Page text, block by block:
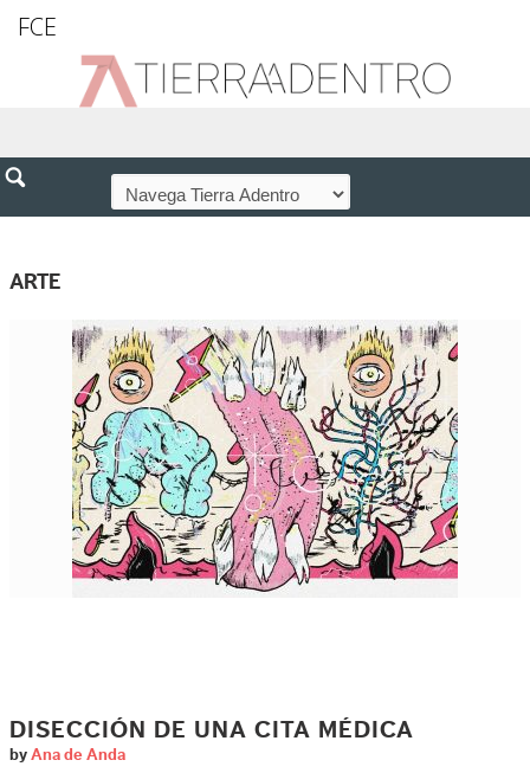
FCE
ARTE
DISECCIÓN DE UNA CITA MÉDICA
by Ana de Anda